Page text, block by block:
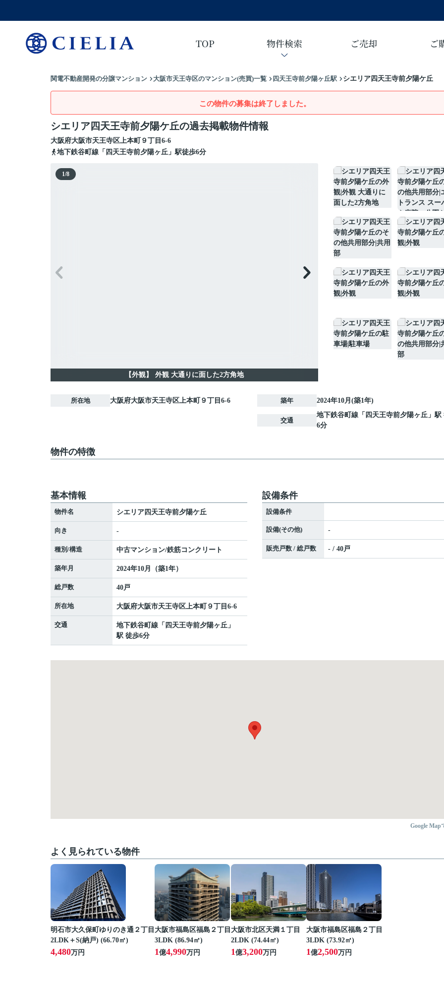
TOP 物件検索 ご売却 ご
関電不動産開発の分譲マンション 大阪市天王寺区のマンション(売買)一覧 四天王寺前夕陽ヶ丘駅 シエリア四天王寺前夕陽ケ丘
この物件の募集は終了しました。
シエリア四天王寺前夕陽ケ丘の過去掲載物件情報
大阪府大阪市天王寺区上本町
９丁目6-6
地下鉄谷町線「四天王寺前夕陽ヶ丘」駅徒歩6分
1/8
【外観】 外観 大通りに面した2方角地
所在地 大阪府大阪市天王寺区上本町 ９丁目6-6 築年 2024年10月(築1年)
交通
地下鉄谷町線 「 四天王寺前夕陽ヶ丘 」
6分
物件の特徴
基本情報
物件名 シエリア四天王寺前夕陽ケ丘
向き -
種別/構造 中古マンション/鉄筋コンクリート
築年月 2024年10月（築1年）
総戸数 40戸
所在地 大阪府大阪市天王寺区上本町 ９丁目6-6
交通 地下鉄谷町線 「 四天王寺前夕陽ヶ丘 」
駅 徒歩6分
設備条件
設備条件
設備(その他) -
販売戸数 / 総戸数 - / 40戸
Google Map
よく見られている物件
明石市大久保町ゆりのき通２丁目
2LDK＋S(納戸) (66.70㎡)
4,480万円
大阪市福島区福島２丁目
3LDK (86.94㎡)
1億4,990万円
大阪市北区天満１丁目
2LDK (74.44㎡)
1億3,200万円
大阪市福島区福島２丁目
3LDK (73.92㎡)
1億2,500万円